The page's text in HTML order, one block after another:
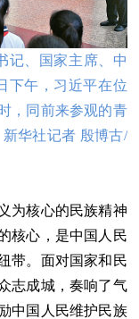
记、国家主席、中
下午，习近平在位
，同前来参观的青
华社记者 殷博古/
核心的民族精神
核心，是中国人民
带。面对国家和民
志成城，奏响了气
中国人民维护民族